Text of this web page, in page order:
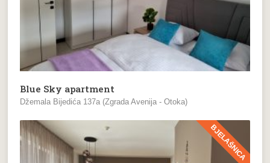
Blue Sky apartment
Džemala Bijedića 137a (Zgrada Avenija - Otoka)
BJELAŠNICA